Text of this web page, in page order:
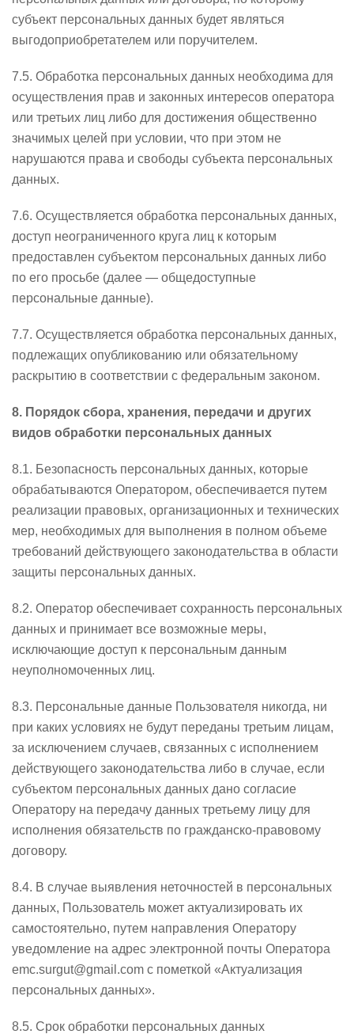
субъект персональных данных будет являться
выгодоприобретателем или поручителем.
7.5. Обработка персональных данных необходима для
осуществления прав и законных интересов оператора
или третьих лиц либо для достижения общественно
значимых целей при условии, что при этом не
нарушаются права и свободы субъекта персональных
данных.
7.6. Осуществляется обработка персональных данных,
доступ неограниченного круга лиц к которым
предоставлен субъектом персональных данных либо
по его просьбе (далее — общедоступные
персональные данные).
7.7. Осуществляется обработка персональных данных,
подлежащих опубликованию или обязательному
раскрытию в соответствии с федеральным законом.
8. Порядок сбора, хранения, передачи и других
видов обработки персональных данных
8.1. Безопасность персональных данных, которые
обрабатываются Оператором, обеспечивается путем
реализации правовых, организационных и технических
мер, необходимых для выполнения в полном объеме
требований действующего законодательства в области
защиты персональных данных.
8.2. Оператор обеспечивает сохранность персональных
данных и принимает все возможные меры,
исключающие доступ к персональным данным
неуполномоченных лиц.
8.3. Персональные данные Пользователя никогда, ни
при каких условиях не будут переданы третьим лицам,
за исключением случаев, связанных с исполнением
действующего законодательства либо в случае, если
субъектом персональных данных дано согласие
Оператору на передачу данных третьему лицу для
исполнения обязательств по гражданско-правовому
договору.
8.4. В случае выявления неточностей в персональных
данных, Пользователь может актуализировать их
самостоятельно, путем направления Оператору
уведомление на адрес электронной почты Оператора
emc.surgut@gmail.com с пометкой «Актуализация
персональных данных».
8.5. Срок обработки персональных данных